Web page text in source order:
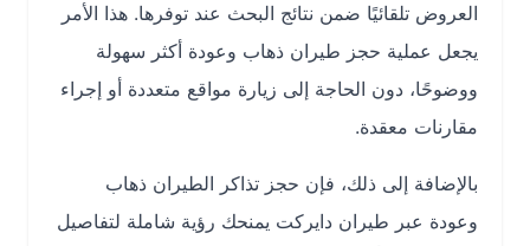
العروض تلقائيًا ضمن نتائج البحث عند توفرها. هذا الأمر
يجعل عملية حجز طيران ذهاب وعودة أكثر سهولة
ووضوحًا، دون الحاجة إلى زيارة مواقع متعددة أو إجراء
مقارنات معقدة.
بالإضافة إلى ذلك، فإن حجز تذاكر الطيران ذهاب
وعودة عبر طيران دايركت يمنحك رؤية شاملة لتفاصيل